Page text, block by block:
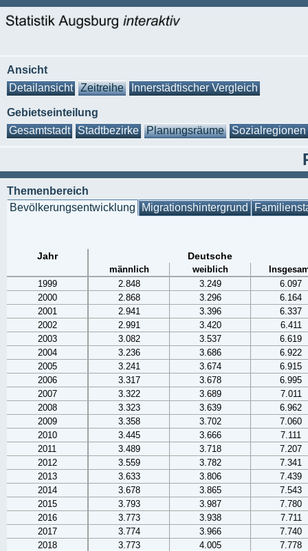
Ansicht
Detailansicht
Zeitreihe Innerstädtischer Vergleich
Gebietseinteilung
Gesamtstadt
Stadtbezirke Planungsräume Sozialregionen
Themenbereich
Bevölkerungsentwicklung Migrationshintergrund
Jahr Deutsche
männlich weiblich
1999
2.848 3.249
6.097
2000
2.868 3.296
6.164
2001
2.941 3.396
6.337
2002
2.991 3.420
6.411
2003
3.082 3.537
6.619
2004
3.236 3.686
6.922
2005
3.241 3.674
6.915
2006
3.317 3.678
6.995
2007
3.322 3.689
7.011
2008
3.323 3.639
6.962
2009
3.358 3.702
7.060
2010
3.445 3.666
7.111
2011
3.489 3.718
7.207
2012
3.559 3.782
7.341
2013
3.633 3.806
7.439
2014
3.678 3.865
7.543
2015
3.793 3.987
7.780
2016
3.773 3.938
7.711
2017
3.774 3.966
7.740
2018
3.773 4.005
7.778